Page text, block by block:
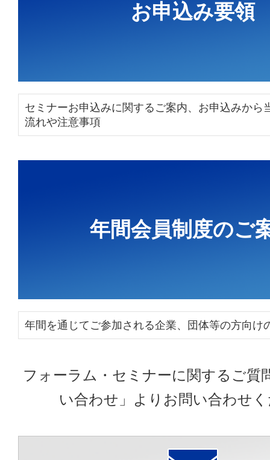
お申込み要領
セミナーお申込みに関するご案内、お申込みから
流れや注意事項
年間会員制度のご
年間を通じてご参加される企業、団体等の方向け
フォーラム・セミナーに関するご質
い合わせ」よりお問い合わせ